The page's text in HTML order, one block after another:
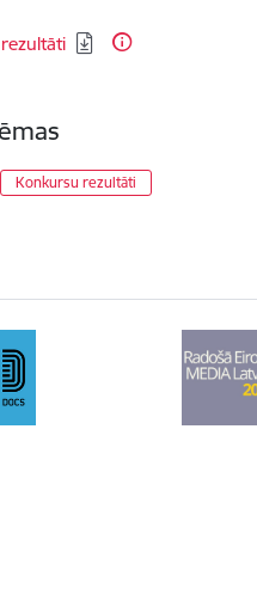
Konkursu rezultāti